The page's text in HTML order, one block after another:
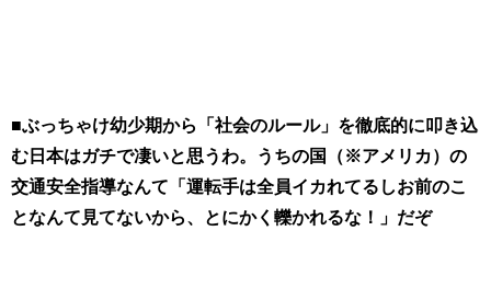
■ぶっちゃけ幼少期から「社会のルール」を徹底的に叩き込
む日本はガチで凄いと思うわ。うちの国（※アメリカ）の
交通安全指導なんて「運転手は全員イカれてるしお前のこ
となんて見てないから、とにかく轢かれるな！」だぞ